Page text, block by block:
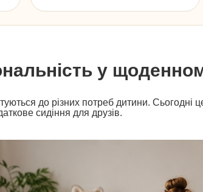
у
до різних потреб дитини.
сидіння для друзів.